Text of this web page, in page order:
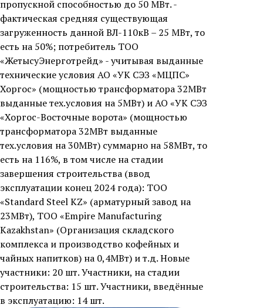
пропускной способностью до 50 МВт. -
фактическая средняя существующая
загруженность данной ВЛ-110кВ – 25 МВт, то
есть на 50%; потребитель ТОО
«ЖетысуЭнерготрейд» - учитывая выданные
технические условия АО «УК СЭЗ «МЦПС»
Хоргос» (мощностью трансформатора 32МВт
выданные тех.условия на 5МВт) и АО «УК СЭЗ
«Хоргос-Восточные ворота» (мощностью
трансформатора 32МВт выданные
тех.условия на 30МВт) суммарно на 58МВт, то
есть на 116%, в том числе на стадии
завершения строительства (ввод
эксплуатации конец 2024 года): ТОО
«Standard Steel KZ» (арматурный завод на
23МВт), ТОО «Empire Manufacturing
Kazakhstan» (Организация складского
комплекса и производство кофейных и
чайных напитков) на 0,4МВт) и т.д. Новые
участники: 20 шт. Участники, на стадии
строительства: 15 шт. Участники, введённые
в эксплуатацию: 14 шт.